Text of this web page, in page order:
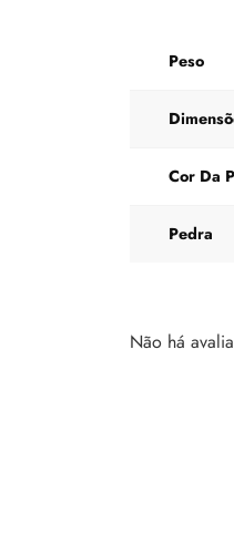
Peso
Cor Da
Pedra
Não há